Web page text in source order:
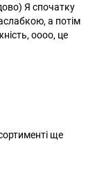
Я спочатку
а потім
оооо, це
ще